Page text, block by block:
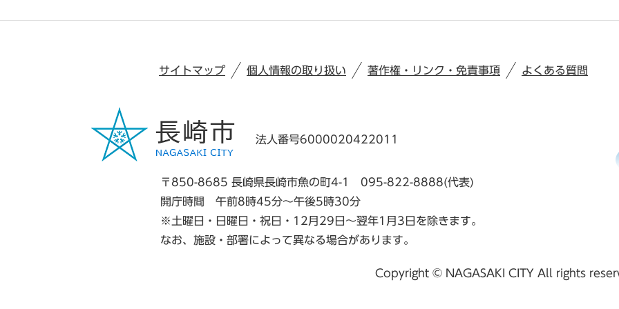
サイトマップ 個人情報の取り扱い 著作権・リンク・免責事項 よくある質問
法人番号6000020422011
〒850-8685 長崎県長崎市魚の町4-1
095-822-8888(代表)
開庁時間 午前8時45分～午後5時30分
※土曜日・日曜日・祝日・12月29日～翌年1月3日を除きます。
なお、施設・部署によって異なる場合があります。
Copyright © NAGASAKI CITY All rights